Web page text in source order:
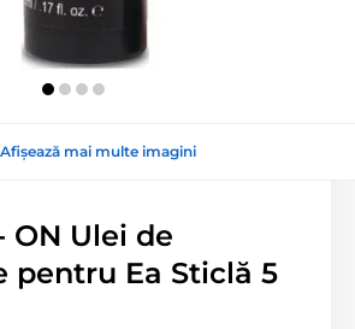
Afișează mai multe imagini
ON Ulei de
pentru Ea Sticlă 5